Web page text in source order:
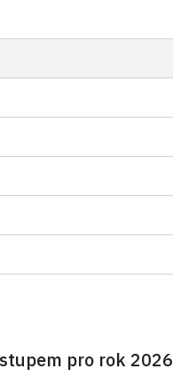
pro rok 2026